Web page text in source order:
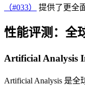
（#033）
提供了更全
性能评测：全
Artificial Analysis
Artificial Analysis 是